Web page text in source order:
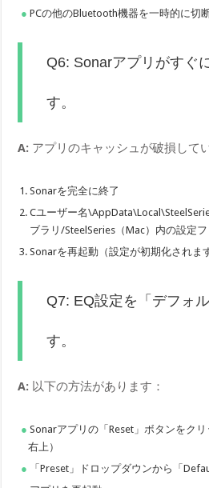
PCの他のBluetooth機器を一時的に切
Q6: Sonarアプリがすぐ
す。
A: アプリのキャッシュが破損して
Sonarを完全に終了
Cユーザー名
ブラリ/SteelSeries（Mac）内の設定
Sonarを再起動（設定が初期化されま
Q7: EQ設定を「デフォ
す。
A: 以下の方法があります：
Sonarアプリの「Reset」ボタンをク
右上）
「Preset」ドロップダウンから「